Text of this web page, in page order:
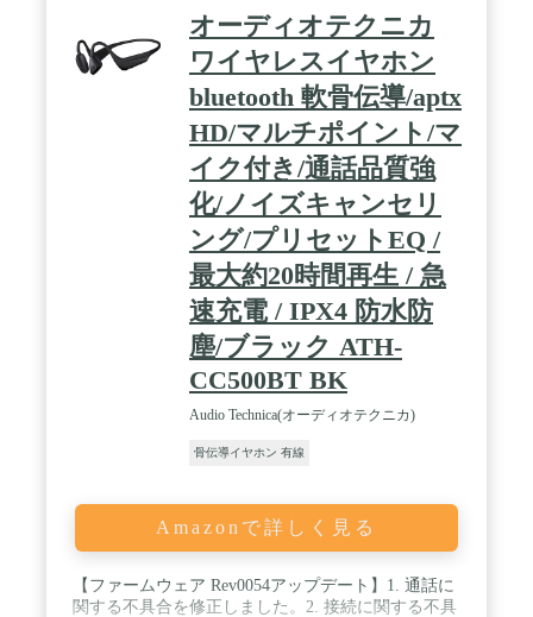
にわたり、余裕のあるリスニング体験をお楽しみい
ただけます。たったの5分間の急速充電で、約1.5時
間のバッテリー駆動が可能となり、急な外出や通学
通勤にも便利です。テレワークや、web会議、在宅
勤務、ゲーム、運動にも対応できます。 / 頑丈で快
適IP55防水防汗：埃や湿気を寄せ付けないIP55を誇
るOpenRun Pro。汗まみれのランニングや、エクサ
サイズ、フィットネスなど、過酷な環境にも耐えら
れる強い耐久性を備えています。デュアルノイズキ
ャンセリング・マイクも搭載し、クリアな通話を提
供、耐久性と快適性を兼ね備え、あらゆる状況で頼
オーディオテクニカ
ワイヤレスイヤホン
bluetooth 軟骨伝導/aptx
HD/マルチポイント/マ
イク付き/通話品質強
化/ノイズキャンセリ
ング/プリセットEQ /
最大約20時間再生 / 急
速充電 / IPX4 防水防
塵/ブラック ATH-
CC500BT BK
Audio Technica(オーディオテクニカ)
骨伝導イヤホン 有線
Amazonで詳しく見る
【ファームウェア Rev0054アップデート】1. 通話に
関する不具合を修正しました。2. 接続に関する不具